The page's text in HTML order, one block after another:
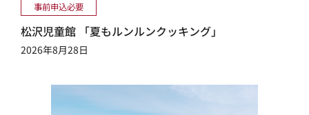
事前申込必要
松沢児童館 「夏もルンルンクッキング」
2026年8月28日